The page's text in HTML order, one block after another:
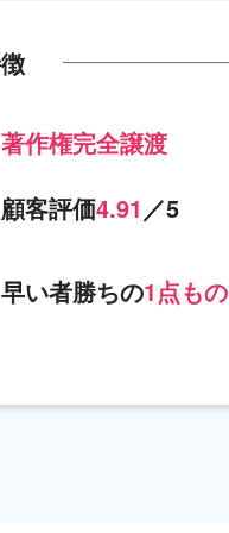
著作権完全譲渡
顧客評価4.91 ／5
早い者勝ちの1点もの